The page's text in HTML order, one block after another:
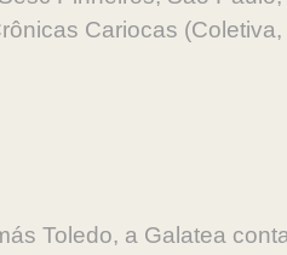
Cariocas
Toledo, a Galatea